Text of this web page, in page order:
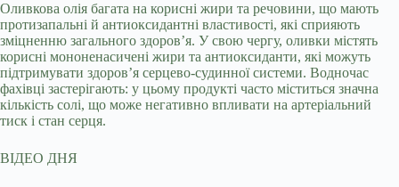
Оливкова олія багата на корисні жири та речовини, що мають
протизапальні й антиоксидантні властивості, які сприяють
зміцненню загального здоров’я. У свою чергу, оливки містять
корисні мононенасичені жири та антиоксиданти, які можуть
підтримувати здоров’я серцево-судинної системи. Водночас
фахівці застерігають: у цьому продукті часто міститься значна
кількість солі, що може негативно впливати на артеріальний
тиск і стан серця.
ВІДЕО ДНЯ